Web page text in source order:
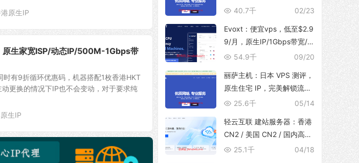
原生IP
生家宽ISP/动态IP/500M-1Gbps带
有9折循环优惠码，机器搭配1枚香港HKT
更换的情况下IP也不会变动，对于要求纯
生IP
宽，支持TikTok运营、解锁
务
02/23
40.7千
Evoxt：便宜vps，低至$2.9
9/月，原生IP/1Gbps带宽/
支持新增多个IP地址，可选
印尼/马来西亚/美国/德国/英
国/波兰等地区
09/20
54.9千
丽萨主机：日本 VPS 测评，
原生住宅 IP，完美解锁流媒
体，支持 TikTok 运营，129
05/14
25.6千
轻云互联 建站服务器：香港
CN2 / 美国 CN2 / 国内高防
BGP，无限流量，建站首选
04/18
25.1千